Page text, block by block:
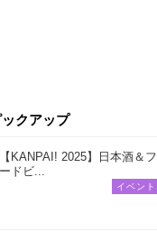
クアップ
【KANPAI! 2025】日本酒＆フ
ードビ...
イベント